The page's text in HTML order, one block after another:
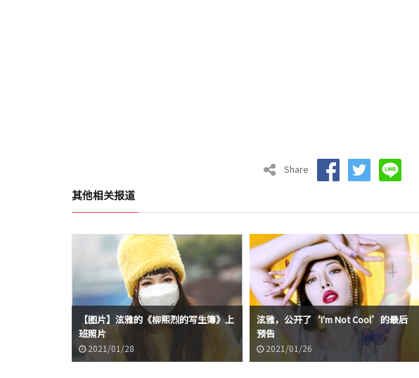
Share
其他相关报道
【图片】泫雅的《柳熙烈的写生簿》上
班照片
2021/01/28
泫雅，公开了‘I'm Not Cool’的最后
预告
2021/01/26